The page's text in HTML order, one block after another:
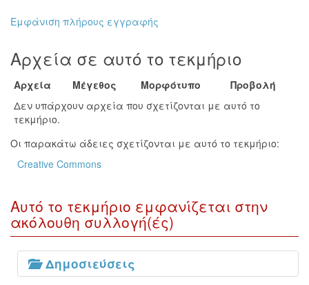
Εμφάνιση πλήρους εγγραφής
Αρχεία σε αυτό το τεκμήριο
Αρχεία Μέγεθος Μορφότυπο
Προβολή
Δεν υπάρχουν αρχεία που σχετίζονται με αυτό το
τεκμήριο.
Οι παρακάτω άδειες σχετίζονται με αυτό το τεκμήριο:
Creative Commons
Αυτό το τεκμήριο εμφανίζεται στην
ακόλουθη συλλογή(ές)
Δημοσιεύσεις